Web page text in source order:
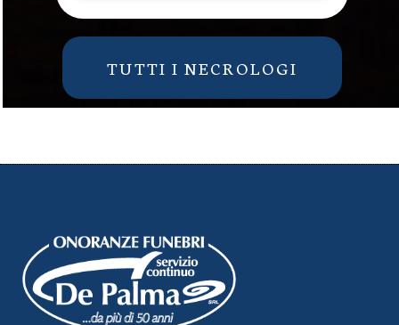
TUTTI I NECROLOGI